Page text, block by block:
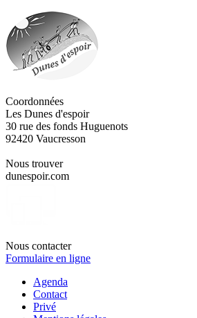
Coordonnées
Les Dunes d'espoir
30 rue des fonds Huguenots
92420 Vaucresson
Nous trouver
dunespoir.com
Nous contacter
Formulaire en ligne
Agenda
Contact
Privé